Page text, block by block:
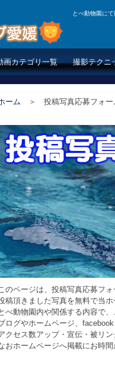
とべ動物園に
画カテゴリ一覧 撮影テクニ
ーム ＞ 投稿写真応募フォー
のページは、投稿写真応募フ
稿頂きました写真を無料で当
べ動物園内や関係する内容で
ログやホームページ、
クセス数アップ・宣伝・被リ
おホームページへ掲載にお時